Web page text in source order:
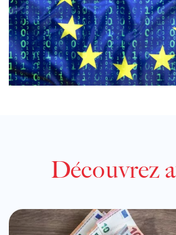
Découvrez